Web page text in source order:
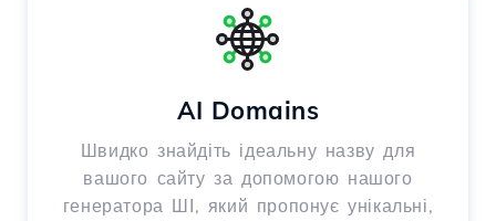
AI Domains
Швидко знайдіть ідеальну назву для
вашого сайту за допомогою нашого
генератора ШІ, який пропонує унікальні,